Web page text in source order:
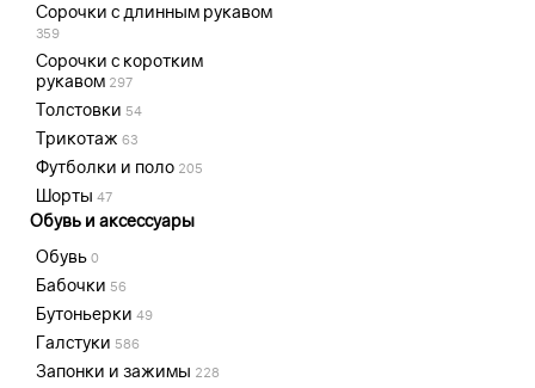
Сорочки с длинным рукавом
359
Сорочки с коротким
рукавом 297
Толстовки 54
Трикотаж 63
Футболки и поло 205
Шорты 47
Обувь и аксессуары
Обувь 0
Бабочки 56
Бутоньерки 49
Галстуки 586
Запонки и зажимы 228